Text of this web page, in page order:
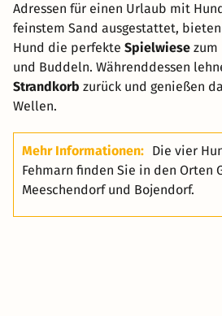
Adressen für einen Urlaub mit
feinstem Sand ausgestattet,
Hund die perfekte Spielwiese zum
und Buddeln. Währenddessen
Strandkorb zurück und genießen
Wellen.
Mehr Informationen: Die vier
Fehmarn finden Sie in den Orten
Meeschendorf und Bojendorf.